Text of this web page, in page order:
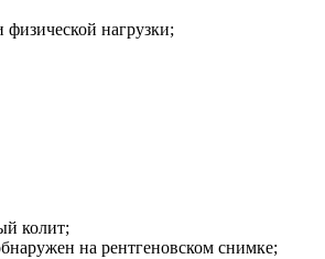
нагрузки;
колит;
на рентгеновском снимке;